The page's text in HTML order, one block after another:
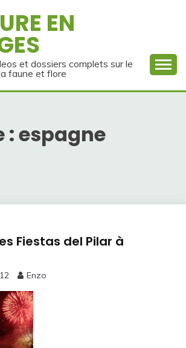
EN
et dossiers complets sur le
faune et flore
:espagne
Fiestas del Pilar à
Enzo